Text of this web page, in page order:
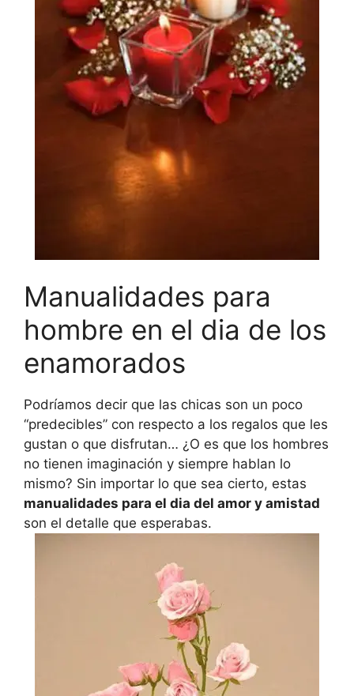
Manualidades para
hombre en el dia de los
enamorados
Podríamos decir que las chicas son un poco
“predecibles” con respecto a los regalos que les
gustan o que disfrutan… ¿O es que los hombres
no tienen imaginación y siempre hablan lo
mismo? Sin importar lo que sea cierto, estas
manualidades para el dia del amor y amistad
son el detalle que esperabas.